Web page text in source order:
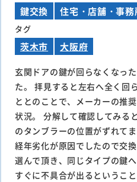
鍵交換 住宅・店舗・事務
タグ
茨木市 大阪府
玄関ドアの鍵が回らなくなっ
た。 拝見すると左右へ全く回
ととのことで、メーカーの推
状況。 分解して確認してみる
のタンブラーの位置がずれて
経年劣化が原因でしたので交
選んで頂き、同じタイプの鍵
すぐに不具合が出るというこ